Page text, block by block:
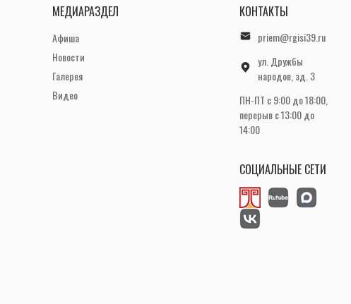
МЕДИАРАЗДЕЛ
Афиша
Новости
Галерея
Видео
КОНТАКТЫ
priem@rgisi39.ru
ул. Дружбы
народов, зд. 3
ПН-ПТ с 9:00 до 18:00,
перерыв с 13:00 до
14:00
СОЦИАЛЬНЫЕ СЕТИ